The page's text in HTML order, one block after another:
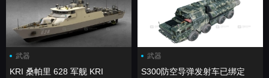
武器
KRI 桑帕里 628 军舰 KRI
武器
S300防空导弹发射车已绑定